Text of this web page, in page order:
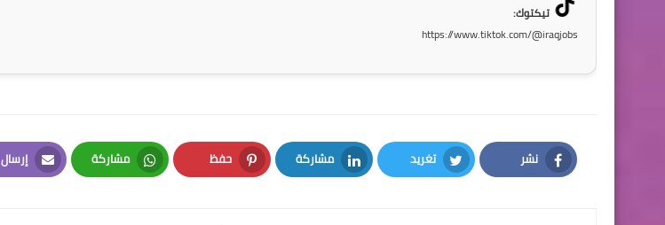
تيكتوك:
https://www.tiktok.com/@iraqjobs
نشر
Facebook
تغريد
Twitter
مشاركة
LinkedIn
حفظ
Pinterest
مشاركة
Whatsapp
إرسال
Email